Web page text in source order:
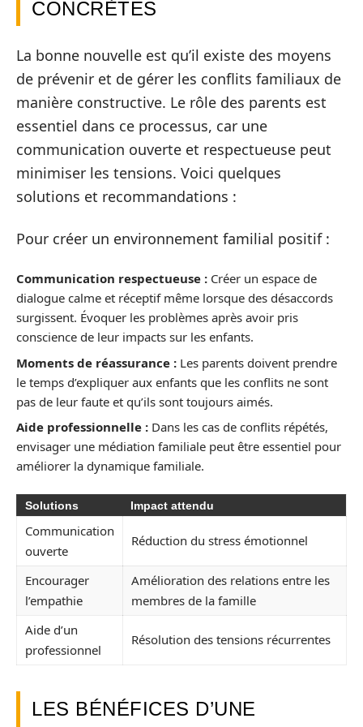
CONCRÈTES
La bonne nouvelle est qu’il existe des moyens
de prévenir et de gérer les conflits familiaux de
manière constructive. Le rôle des parents est
essentiel dans ce processus, car une
communication ouverte et respectueuse peut
minimiser les tensions. Voici quelques
solutions et recommandations :
Pour créer un environnement familial positif :
Communication respectueuse : Créer un espace de
dialogue calme et réceptif même lorsque des désaccords
surgissent. Évoquer les problèmes après avoir pris
conscience de leur impacts sur les enfants.
Moments de réassurance : Les parents doivent prendre
le temps d’expliquer aux enfants que les conflits ne sont
pas de leur faute et qu’ils sont toujours aimés.
Aide professionnelle : Dans les cas de conflits répétés,
envisager une médiation familiale peut être essentiel pour
améliorer la dynamique familiale.
Solutions Impact attendu
Communication
ouverte
Réduction du stress émotionnel
Encourager
l’empathie
Amélioration des relations entre les
membres de la famille
Aide d’un
professionnel
Résolution des tensions récurrentes
LES BÉNÉFICES D’UNE